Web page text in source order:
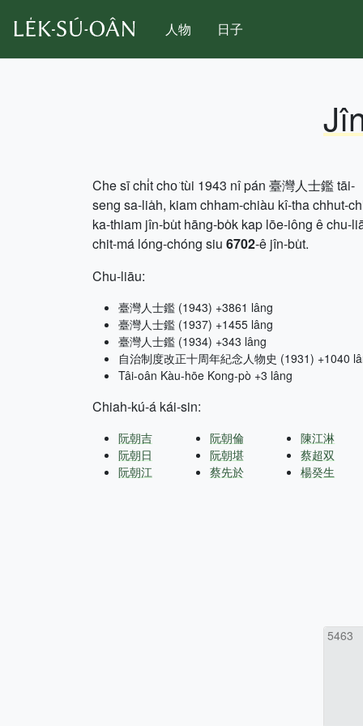
人物 日子
Che sī chi̍t cho͘ tùi 1943 nî pán 臺灣人士鑑 tāi-
seng sa-lia̍h, kiam chham-chiàu kî-tha chhut-
ka-thiam jîn-bu̍t hāng-bo̍k kap lōe-iông ê chu-
chit-má lóng-chóng siu 6702-ê jîn-bu̍t.
Chu-liāu:
臺灣人士鑑 (1943) +3861 lâng
臺灣人士鑑 (1937) +1455 lâng
臺灣人士鑑 (1934) +343 lâng
自治制度改正十周年紀念人物史 (1931) +1040
Tâi-oân Kàu-hōe Kong-pò +3 lâng
Chiah-kú-á kái-sin:
阮朝吉
阮朝日
阮朝江
阮朝倫
阮朝堪
蔡先於
陳江淋
蔡超双
楊癸生
5463